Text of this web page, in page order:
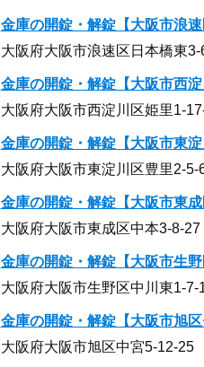
金庫の開錠・解錠【大阪市浪
大阪府大阪市浪速区日本橋東3-
金庫の開錠・解錠【大阪市西
大阪府大阪市西淀川区姫里1-
金庫の開錠・解錠【大阪市東
大阪府大阪市東淀川区豊里2-5-
金庫の開錠・解錠【大阪市東
大阪府大阪市東成区中本3-8-27
金庫の開錠・解錠【大阪市生
大阪府大阪市生野区中川東1-7-
金庫の開錠・解錠【大阪市旭
大阪府大阪市旭区中宮5-12-25